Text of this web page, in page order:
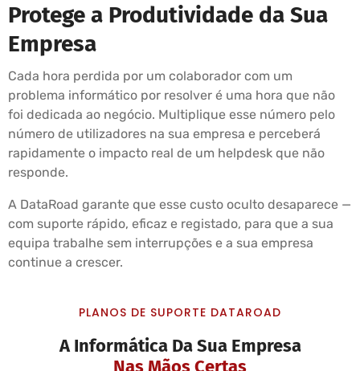
Protege a Produtividade da Sua
Empresa
Cada hora perdida por um colaborador com um
problema informático por resolver é uma hora que não
foi dedicada ao negócio. Multiplique esse número pelo
número de utilizadores na sua empresa e perceberá
rapidamente o impacto real de um helpdesk que não
responde.
A DataRoad garante que esse custo oculto desaparece —
com suporte rápido, eficaz e registado, para que a sua
equipa trabalhe sem interrupções e a sua empresa
continue a crescer.
PLANOS DE SUPORTE DATAROAD
A Informática Da Sua Empresa
Nas Mãos Certas